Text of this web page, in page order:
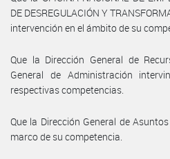
DE DESREGULACIÓN Y
intervención en el ámbito de su
Que la Dirección General de
General de Administración
respectivas competencias.
Que la Dirección General de
marco de su competencia.